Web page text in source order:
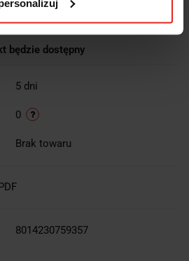
będzie dostępny
5 dni
0
Brak towaru
8014230759357